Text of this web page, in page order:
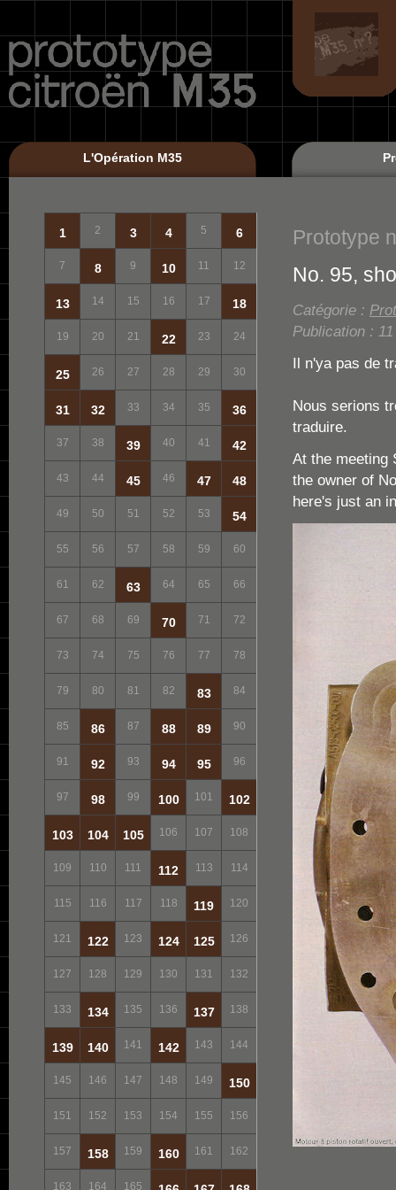
L'Opération M35
1 2 3 4 5 6
7 8 9 10 11 12
13 14 15 16 17 18
19 20 21 22 23 24
25 26 27 28 29 30
31 32 33 34 35 36
37 38 39 40 41 42
43 44 45 46 47 48
49 50 51 52 53 54
55 56 57 58 59 60
61 62 63 64 65 66
67 68 69 70 71 72
73 74 75 76 77 78
79 80 81 82 83 84
85 86 87 88 89 90
91 92 93 94 95 96
97 98 99 100 101 102
103 104 105 106 107 108
109 110 111 112 113 114
115 116 117 118 119 120
121 122 123 124 125 126
127 128 129 130 131 132
133 134 135 136 137 138
139 140 141 142 143 144
145 146 147 148 149 150
151 152 153 154 155 156
157 158 159 160 161 162
163 164 165
Prototype
No. 95,
Catégorie :
Publication :
Il n'ya pas de
Nous serions
traduire.
At the meeting
the owner of
here's just an